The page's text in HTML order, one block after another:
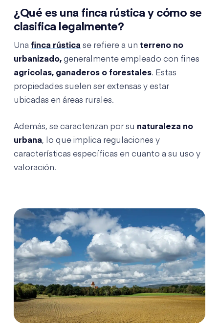
¿Qué es una finca rústica y cómo se
clasifica legalmente?
Una finca rústica se refiere a un terreno no
urbanizado, generalmente empleado con fines
agrícolas, ganaderos o forestales. Estas
propiedades suelen ser extensas y estar
ubicadas en áreas rurales.
Además, se caracterizan por su naturaleza no
urbana, lo que implica regulaciones y
características específicas en cuanto a su uso y
valoración.